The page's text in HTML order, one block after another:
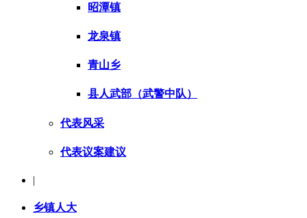
昭潭镇
龙泉镇
青山乡
县人武部（武警中队）
代表风采
代表议案建议
|
乡镇人大